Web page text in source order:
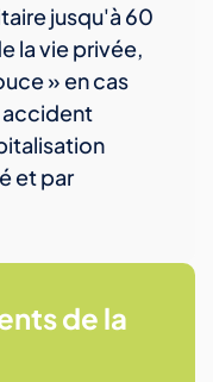
jusqu'à 60
la vie privée,
» en cas
accident
et par
de la